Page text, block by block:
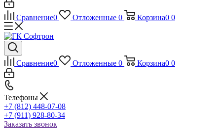
Сравнение0 Отложенные 0 Корзина0 0
Сравнение0 Отложенные 0 Корзина0 0
Телефоны
+7 (812) 448-07-08
+7 (911) 928-80-34
Заказать звонок